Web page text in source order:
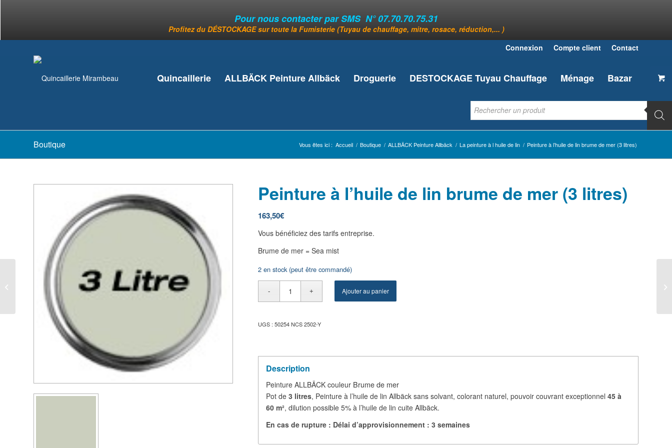
Pour nous contacter par SMS N° 07.70.70.75.31
Profitez du DÉSTOCKAGE sur toute la Fumisterie (Tuyau de chauffage, mitre, rosace, réduction,... )
Connexion
Compte client Contact
Quincaillerie ALLBÄCK Peinture Allbäck Droguerie DESTOCKAGE Tuyau Chauffage Ménage Bazar
Boutique Vous êtes ici : Accueil / Boutique / ALLBÄCK Peinture Allbäck / La peinture à l huile de lin / Peinture à l’huile de lin brume de mer (3 litres)
Peinture à l’huile de lin brume de mer (3 litres)
163,50€
Vous bénéficiez des tarifs entreprise.
Brume de mer = Sea mist
2 en stock (peut être commandé)
Ajouter au panier
UGS :50254 NCS 2502-Y
Description
Peinture ALLBÄCK couleur Brume de mer
Pot de3 litres, Peinture à l’huile de lin Allbäck sans solvant, colorant naturel, pouvoir couvrant exceptionnel45 à
60 m², dilution possible 5% à l’huile de lin cuite Allbäck.
En cas de rupture : Délai d’approvisionnement : 3 semaines
Peinture à l’huile de lin
blanc (0,2 litre)